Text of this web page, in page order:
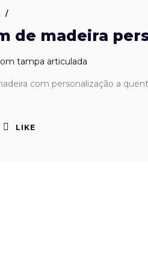
de madeira
com personalização a
LIKE